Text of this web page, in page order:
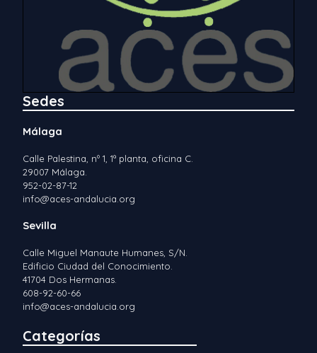
Sedes
Málaga
Calle Palestina, nº 1, 1ª planta, oficina C.
29007 Málaga.
952-02-87-12
info@aces-andalucia.org
Sevilla
Calle Miguel Manaute Humanes, S/N.
Edificio Ciudad del Conocimiento.
41704 Dos Hermanas.
608-92-60-66
info@aces-andalucia.org
Categorías